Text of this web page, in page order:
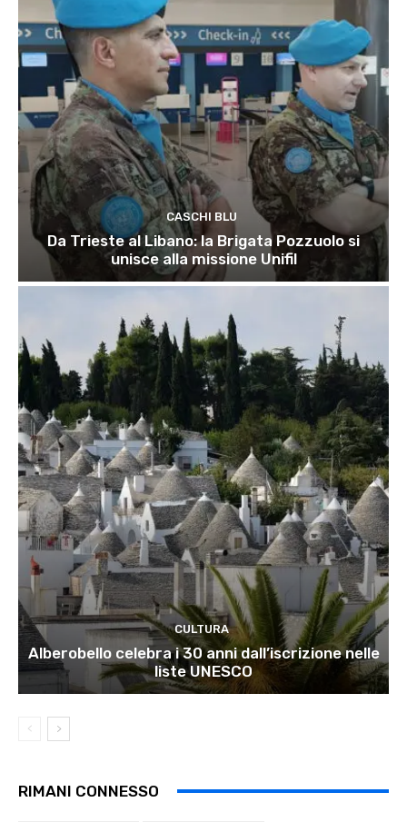
CASCHI BLU
Da Trieste al Libano: la Brigata Pozzuolo si
unisce alla missione Unifil
CULTURA
Alberobello celebra i 30 anni dall’iscrizione nelle
liste UNESCO
RIMANI CONNESSO